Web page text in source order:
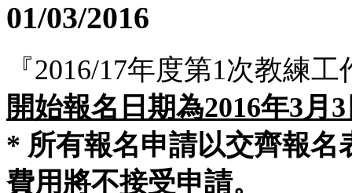
01/03/2016
『2016/17年度第1次教練工
開始報名日期為2016年3月
* 所有報名申請以交齊報名
費用將不接受申請。